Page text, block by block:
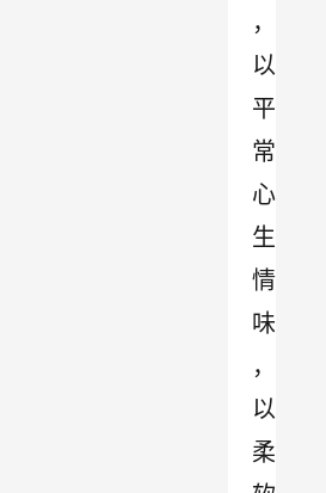
，
以
平
常
心
生
情
味
，
以
柔